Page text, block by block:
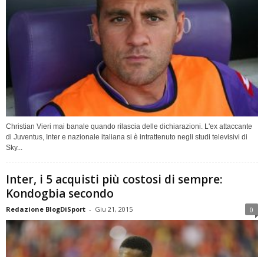
Christian Vieri mai banale quando rilascia delle dichiarazioni. L'ex attaccante
di Juventus, Inter e nazionale italiana si è intrattenuto negli studi televisivi di
Sky...
Inter, i 5 acquisti più costosi di sempre:
Kondogbia secondo
Redazione BlogDiSport - Giu 21, 2015 0